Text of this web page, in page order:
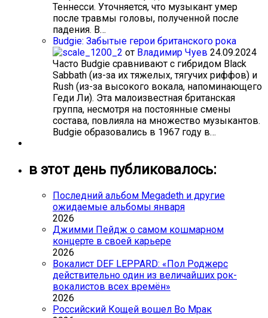
Теннесси. Уточняется, что музыкант умер
после травмы головы, полученной после
падения. В…
Budgie: Забытые герои британского рока
от Владимир Чуев 24.09.2024
Часто Budgie сравнивают с гибридом Black
Sabbath (из-за их тяжелых, тягучих риффов) и
Rush (из-за высокого вокала, напоминающего
Геди Ли). Эта малоизвестная британская
группа, несмотря на постоянные смены
состава, повлияла на множество музыкантов.
Budgie образовались в 1967 году в…
в этот день публиковалось:
Последний альбом Megadeth и другие
ожидаемые альбомы января
2026
Джимми Пейдж о самом кошмарном
концерте в своей карьере
2026
Вокалист DEF LEPPARD: «Пол Роджерс
действительно один из величайших рок-
вокалистов всех времён»
2026
Российский Кощей вошел Во Мрак